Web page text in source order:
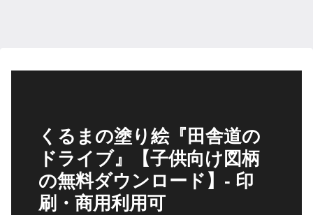
くるまの塗り絵『田舎道の
ドライブ』【子供向け図柄
の無料ダウンロード】- 印
刷・商用利用可